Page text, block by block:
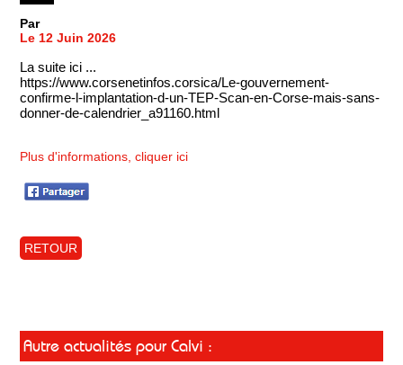
Par
Le 12 Juin 2026
La suite ici ...
https://www.corsenetinfos.corsica/Le-gouvernement-
confirme-l-implantation-d-un-TEP-Scan-en-Corse-mais-sans-
donner-de-calendrier_a91160.html
Plus d'informations, cliquer ici
RETOUR
Autre actualités pour Calvi :